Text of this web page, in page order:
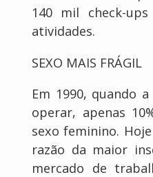
140 mil check-
atividades.
SEXO MAIS FRÁGIL
Em 1990, quando
operar, apenas
sexo feminino.
razão da maior
mercado de